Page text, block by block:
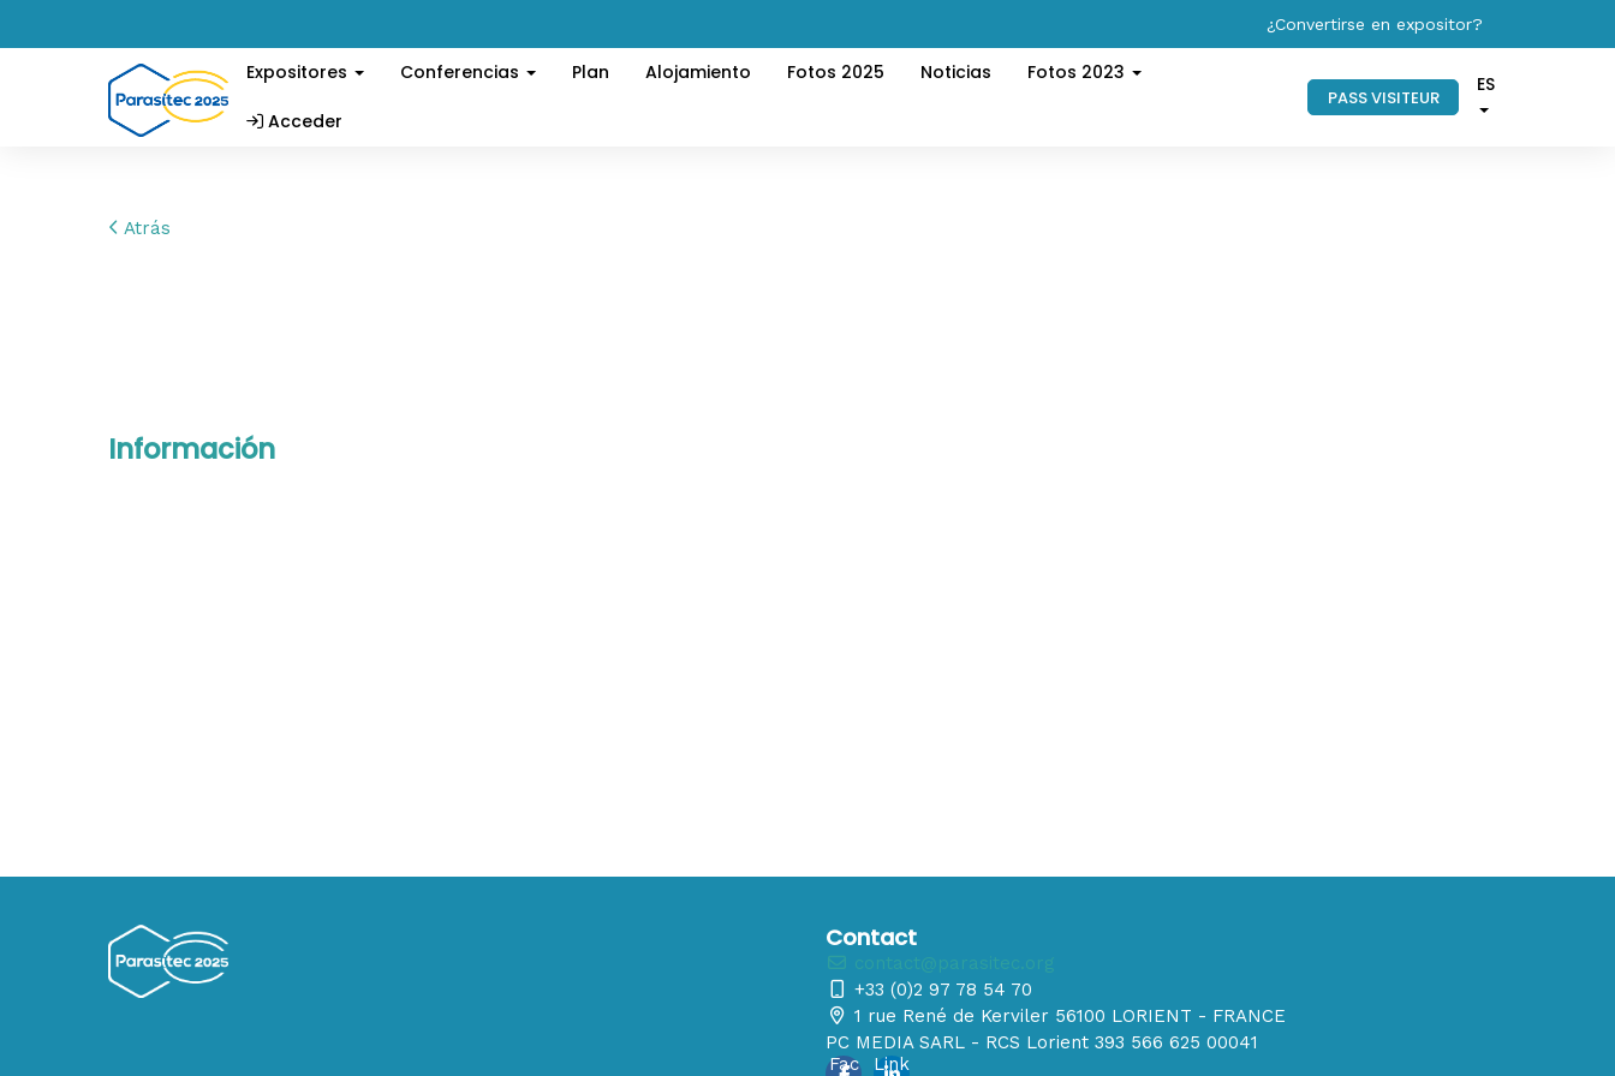
¿Convertirse en expositor?
Expositores Conferencias Plan Alojamiento Fotos 2025 Noticias Fotos 2023
Acceder
PASS VISITEUR
ES
Atrás
Información
Contact
+33 (0)2 97 78 54 70
1 rue René de Kerviler 56100 LORIENT - FRANCE
PC MEDIA SARL - RCS Lorient 393 566 625 00041
Fac
Link